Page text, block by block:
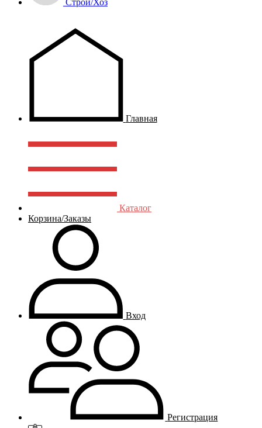
Строй/Хоз
Главная
Каталог
Корзина/Заказы
Вход
Регистрация